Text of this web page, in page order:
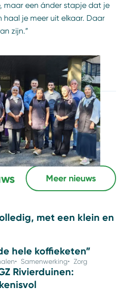
maar een ánder stapje dat je
haal je meer uit elkaar. Daar
zijn.”
op1 september 2025
dit artikel
Meer nieuws
met een klein en
hele koffieketen”
Samenwerking Zorg
Rivierduinen: